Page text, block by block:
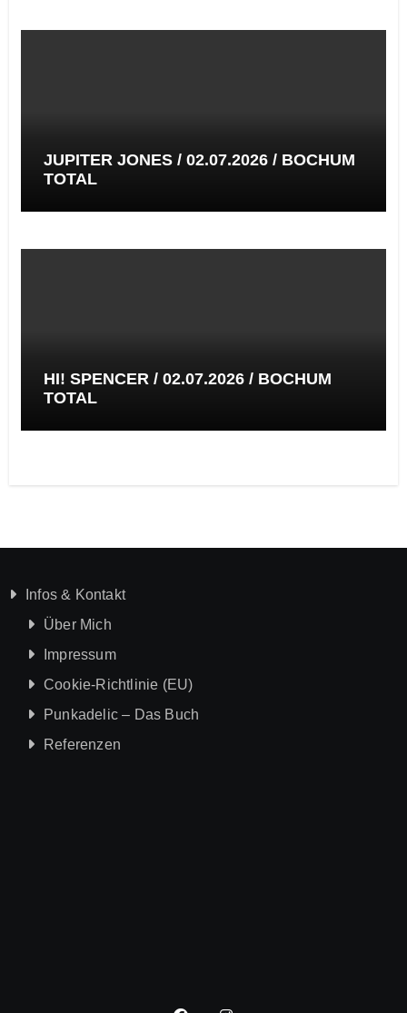
JUPITER JONES / 02.07.2026 / BOCHUM
TOTAL
HI! SPENCER / 02.07.2026 / BOCHUM
TOTAL
Infos & Kontakt
Über Mich
Impressum
Cookie-Richtlinie (EU)
Punkadelic – Das Buch
Referenzen